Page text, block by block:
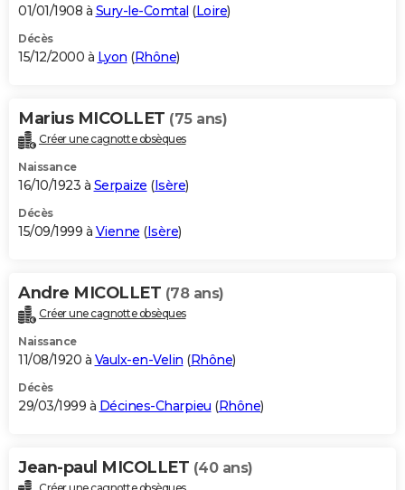
01/01/1908 à Sury-le-Comtal (Loire)
Décès
15/12/2000 à Lyon (Rhône)
Marius MICOLLET (75 ans)
Créer une cagnotte obsèques
Naissance
16/10/1923 à Serpaize (Isère)
Décès
15/09/1999 à Vienne (Isère)
Andre MICOLLET (78 ans)
Créer une cagnotte obsèques
Naissance
11/08/1920 à Vaulx-en-Velin (Rhône)
Décès
29/03/1999 à Décines-Charpieu (Rhône)
Jean-paul MICOLLET (40 ans)